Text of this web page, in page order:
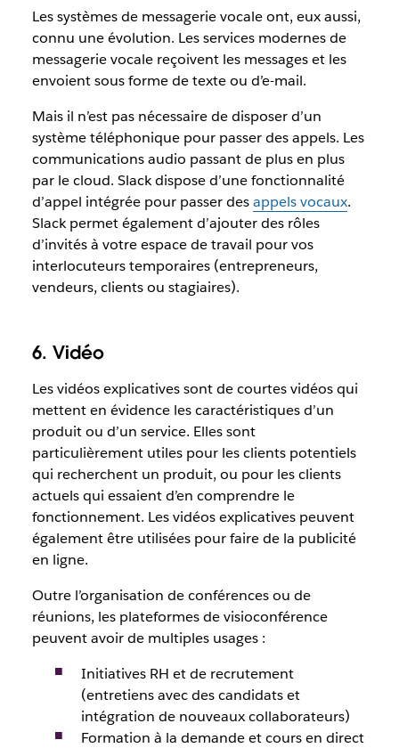
Les systèmes de messagerie vocale ont, eux aussi,
connu une évolution. Les services modernes de
messagerie vocale reçoivent les messages et les
envoient sous forme de texte ou d’e-mail.
Mais il n’est pas nécessaire de disposer d’un
système téléphonique pour passer des appels. Les
communications audio passant de plus en plus
par le cloud. Slack dispose d’une fonctionnalité
d’appel intégrée pour passer desappels vocaux.
Slack permet également d’ajouter des rôles
d’invités à votre espace de travail pour vos
interlocuteurs temporaires (entrepreneurs,
vendeurs, clients ou stagiaires).
6. Vidéo
Les vidéos explicatives sont de courtes vidéos qui
mettent en évidence les caractéristiques d’un
produit ou d’un service. Elles sont
particulièrement utiles pour les clients potentiels
qui recherchent un produit, ou pour les clients
actuels qui essaient d’en comprendre le
fonctionnement. Les vidéos explicatives peuvent
également être utilisées pour faire de la publicité
en ligne.
Outre l’organisation de conférences ou de
réunions, les plateformes de visioconférence
peuvent avoir de multiples usages :
Initiatives RH et de recrutement
(entretiens avec des candidats et
intégration de nouveaux collaborateurs)
Formation à la demande et cours en direct